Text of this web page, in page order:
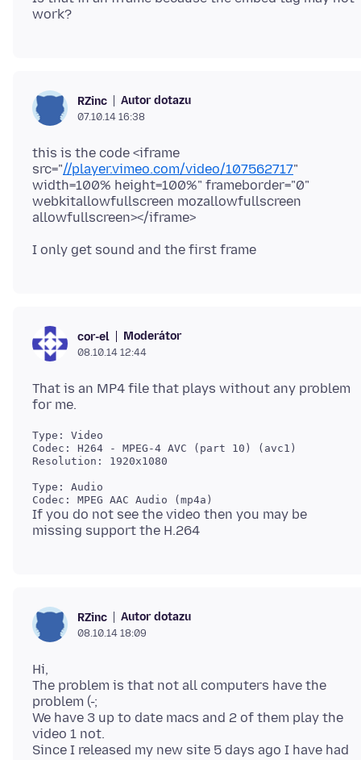
RZinc Autor dotazu
07.10.14 16:38
this is the code <iframe
src="//player.vimeo.com/video/107562717"
width=100% height=100%" frameborder="0"
webkitallowfullscreen mozallowfullscreen
cor-el Moderátor
08.10.14 12:44
That is an MP4 file that plays without any problem
Type: Video
Codec: H264 - MPEG-4 AVC (part 10) (avc1)
Resolution: 1920x1080
Type: Audio
Codec: MPEG AAC Audio (mp4a)
If you do not see the video then you may be
RZinc Autor dotazu
08.10.14 18:09
Hi,
The problem is that not all computers have the
problem (-;
We have 3 up to date macs and 2 of them play the
video 1 not.
Since I released my new site 5 days ago I have had